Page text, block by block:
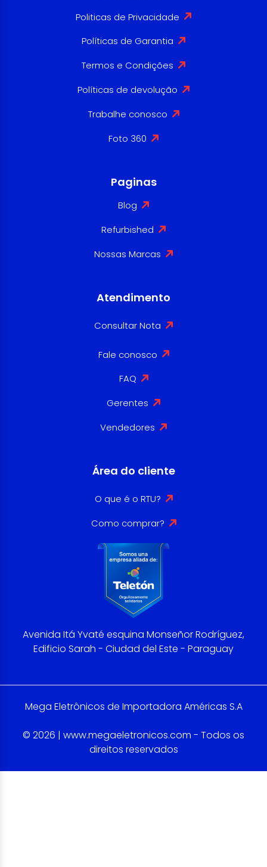
Politicas de Privacidade
Políticas de Garantia
Termos e Condições
Políticas de devolução
Trabalhe conosco
Foto 360
Paginas
Blog
Refurbished
Nossas Marcas
Atendimento
Consultar Nota
Fale conosco
FAQ
Gerentes
Vendedores
Área do cliente
O que é o RTU?
Como comprar?
Avenida Itá Yvaté esquina Monseñor Rodríguez,
Edificio Sarah - Ciudad del Este - Paraguay
Mega Eletrônicos de Importadora Américas S.A
© 2026 | www.megaeletronicos.com - Todos os
direitos reservados